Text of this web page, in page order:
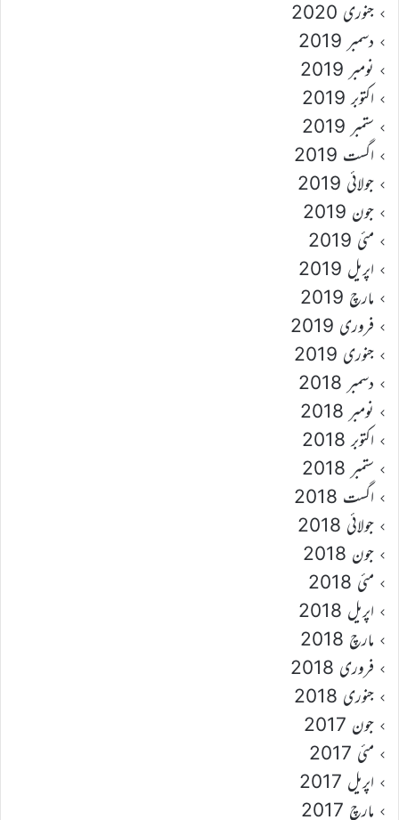
جنوری 2020
دسمبر 2019
نومبر 2019
اکتوبر 2019
ستمبر 2019
اگست 2019
جولائی 2019
جون 2019
مئی 2019
اپریل 2019
مارچ 2019
فروری 2019
جنوری 2019
دسمبر 2018
نومبر 2018
اکتوبر 2018
ستمبر 2018
اگست 2018
جولائی 2018
جون 2018
مئی 2018
اپریل 2018
مارچ 2018
فروری 2018
جنوری 2018
جون 2017
مئی 2017
اپریل 2017
مارچ 2017